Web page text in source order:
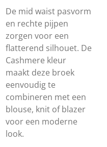
De mid waist pasvorm
en rechte pijpen
zorgen voor een
flatterend silhouet. De
Cashmere kleur
maakt deze broek
eenvoudig te
combineren met een
blouse, knit of blazer
voor een moderne
look.